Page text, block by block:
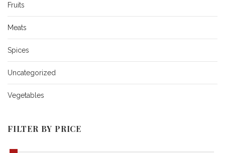
Materia Di GDPR E
Cybersecurity
Altri Master…
Fruits
Meats
Spices
Uncategorized
Vegetables
FILTER BY PRICE